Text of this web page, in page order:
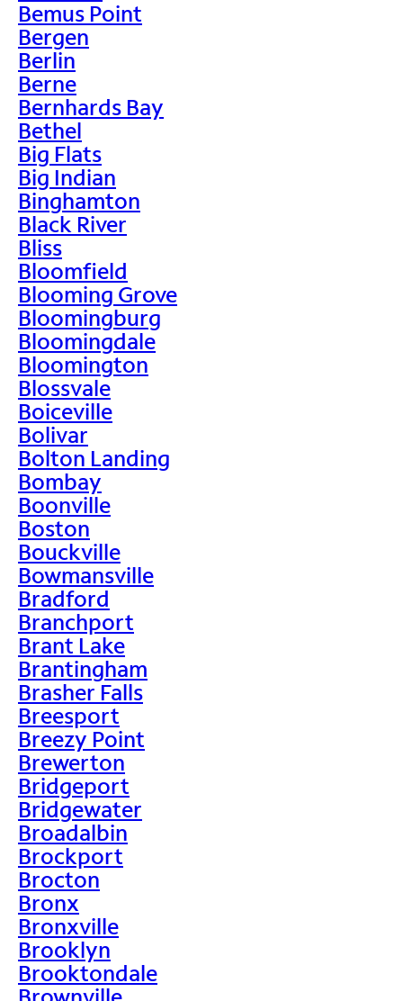
Bemus Point
Bergen
Berlin
Berne
Bernhards Bay
Bethel
Big Flats
Big Indian
Binghamton
Black River
Bliss
Bloomfield
Blooming Grove
Bloomingburg
Bloomingdale
Bloomington
Blossvale
Boiceville
Bolivar
Bolton Landing
Bombay
Boonville
Boston
Bouckville
Bowmansville
Bradford
Branchport
Brant Lake
Brantingham
Brasher Falls
Breesport
Breezy Point
Brewerton
Bridgeport
Bridgewater
Broadalbin
Brockport
Brocton
Bronx
Bronxville
Brooklyn
Brooktondale